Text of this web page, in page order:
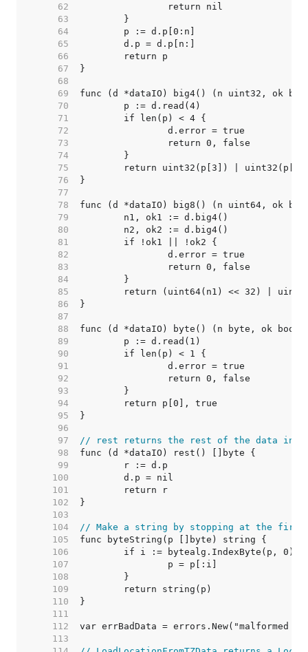
    62
    63
    64
    65
    66
    67
    68
    69
    70
    71
    72
    73
    74
    75
    76
    77
    78
    79
    80
    81
    82
    83
    84
    85
    86
    87
    88
    89
    90
    91
    92
    93
    94
    95
    96
    97
// rest returns the rest of the data in
    98
    99
   100
   101
   102
   103
   104
// Make a string by stopping at the first
   105
   106
   107
   108
   109
   110
   111
   112
   113